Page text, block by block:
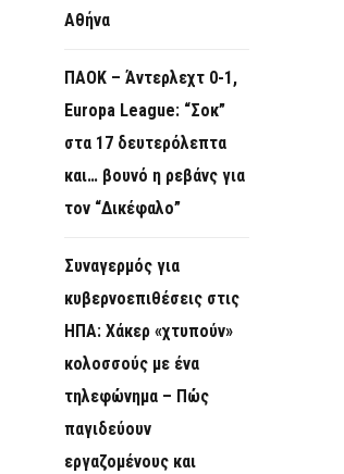
Αθήνα
ΠΑΟΚ – Άντερλεχτ 0-1,
Europa League: “Σοκ”
στα 17 δευτερόλεπτα
και… βουνό η ρεβάνς για
τον “Δικέφαλο”
Συναγερμός για
κυβερνοεπιθέσεις στις
ΗΠΑ: Χάκερ «χτυπούν»
κολοσσούς με ένα
τηλεφώνημα – Πώς
παγιδεύουν
εργαζομένους και